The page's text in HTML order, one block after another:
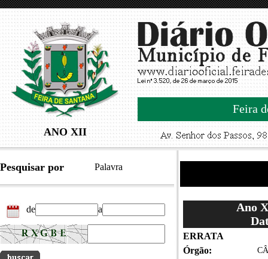
ANO XII
Feira
Pesquisar por Palavra
de a
Ano
ERRATA
Órgão: